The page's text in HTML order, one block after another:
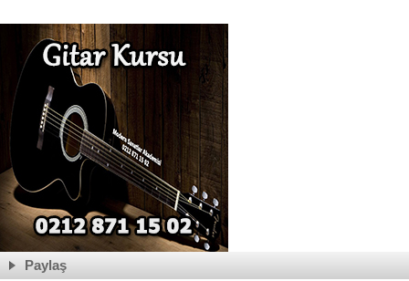
Paylaş